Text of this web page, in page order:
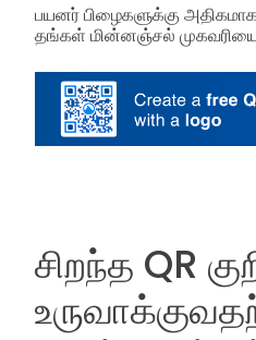
பயனர் பிழைகளுக்கு
தங்கள் மின்னஞ்சல்
சிறந்த QR